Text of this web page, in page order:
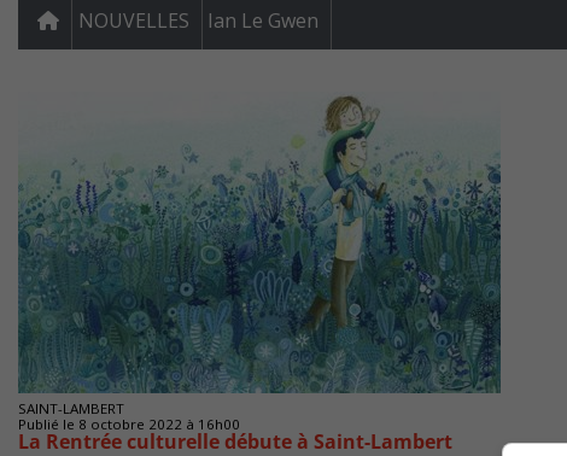
NOUVELLES Ian Le Gwen
SAINT-LAMBERT
Publié le 8 octobre 2022 à 16h00
La Rentrée culturelle débute à Saint-Lambert